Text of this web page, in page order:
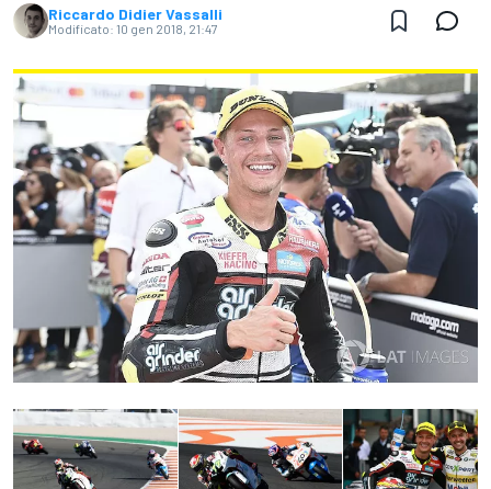
Riccardo Didier Vassalli
Modificato: 10 gen 2018, 21:47